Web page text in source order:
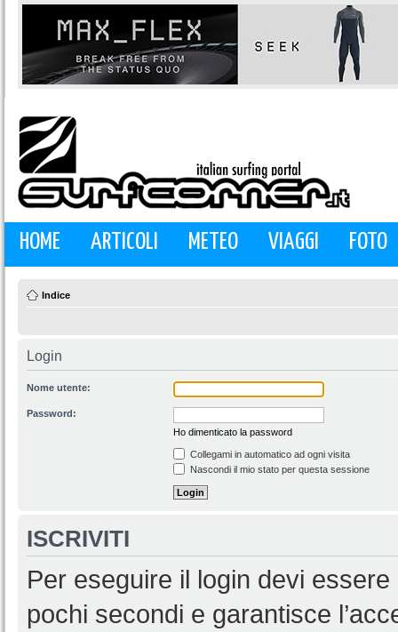
HOME ARTICOLI METEO VIAGGI FOTO
Indice
Login
Nome utente:
Password:
Ho dimenticato la password
Collegami in automatico ad ogni visita
Nascondi il mio stato per questa sessione
ISCRIVITI
Per eseguire il login devi
pochi secondi e garantisce